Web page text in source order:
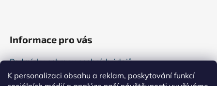
K personalizaci obsahu a reklam, poskytování funkcí
Informace pro vás
Podmínky ochrany osobních údajů
Všeobecné obchodní podmínky